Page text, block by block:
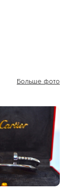
Больше фото